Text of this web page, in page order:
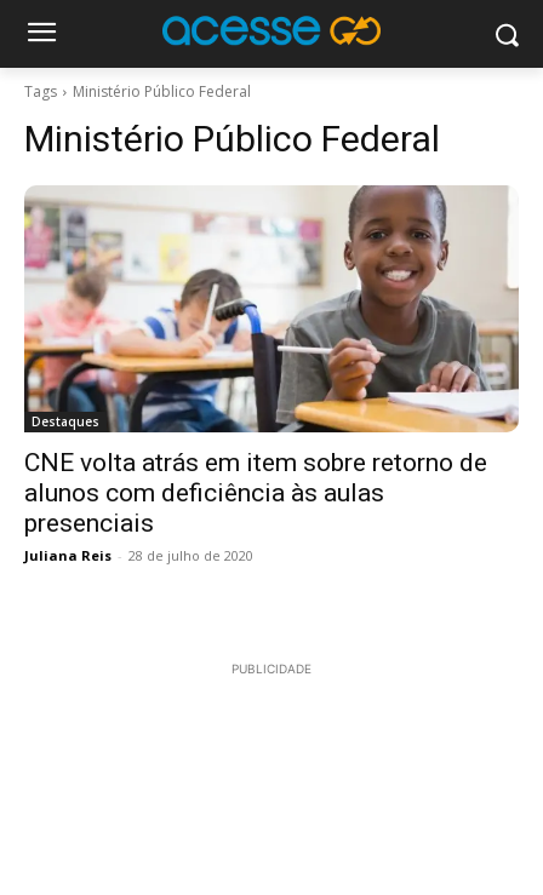
Tags Ministério Público Federal
Ministério Público Federal
Destaques
CNE volta atrás em item sobre retorno de
alunos com deficiência às aulas
presenciais
Juliana Reis - 28 de julho de 2020
PUBLICIDADE